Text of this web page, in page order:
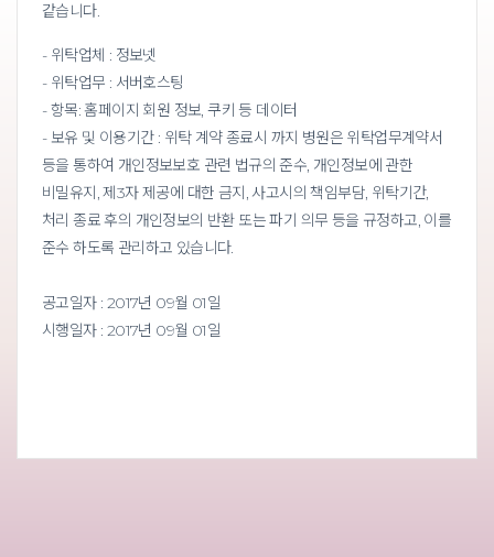
같습니다.
- 위탁업체 : 정보넷
- 위탁업무 : 서버호스팅
- 항목: 홈페이지 회원 정보, 쿠키 등 데이터
- 보유 및 이용기간 : 위탁 계약 종료시 까지 병원은 위탁업무계약서
등을 통하여 개인정보보호 관련 법규의 준수, 개인정보에 관한
비밀유지, 제3자 제공에 대한 금지, 사고시의 책임부담, 위탁기간,
처리 종료 후의 개인정보의 반환또는 파기 의무 등을 규정하고, 이를
준수 하도록 관리하고 있습니다.
공고일자 : 2017년 09월 01일
시행일자 : 2017년 09월 01일